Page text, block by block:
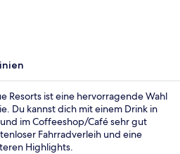
Resorts ist eine hervorragende Wahl
Du kannst dich mit einem Drink in
im Coffeeshop/Café sehr gut
Fahrradverleih und eine
Highlights.